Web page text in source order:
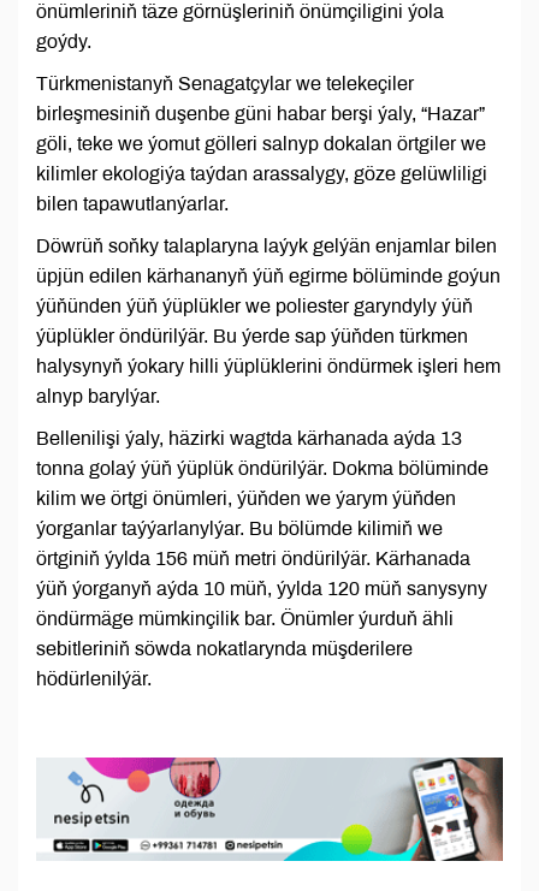
önümleriniň täze görnüşleriniň önümçiligini ýola
goýdy.
Türkmenistanyň Senagatçylar we telekeçiler
birleşmesiniň duşenbe güni habar berşi ýaly, “Hazar”
göli, teke we ýomut gölleri salnyp dokalan örtgiler we
kilimler ekologiýa taýdan arassalygy, göze gelüwliligi
bilen tapawutlanýarlar.
Döwrüň soňky talaplaryna laýyk gelýän enjamlar bilen
üpjün edilen kärhananyň ýüň egirme bölüminde goýun
ýüňünden ýüň ýüplükler we poliester garyndyly ýüň
ýüplükler öndürilýär. Bu ýerde sap ýüňden türkmen
halysynyň ýokary hilli ýüplüklerini öndürmek işleri hem
alnyp barylýar.
Bellenilişi ýaly, häzirki wagtda kärhanada aýda 13
tonna golaý ýüň ýüplük öndürilýär. Dokma bölüminde
kilim we örtgi önümleri, ýüňden we ýarym ýüňden
ýorganlar taýýarlanylýar. Bu bölümde kilimiň we
örtginiň ýylda 156 müň metri öndürilýär. Kärhanada
ýüň ýorganyň aýda 10 müň, ýylda 120 müň sanysyny
öndürmäge mümkinçilik bar. Önümler ýurduň ähli
sebitleriniň söwda nokatlarynda müşderilere
hödürlenilýär.